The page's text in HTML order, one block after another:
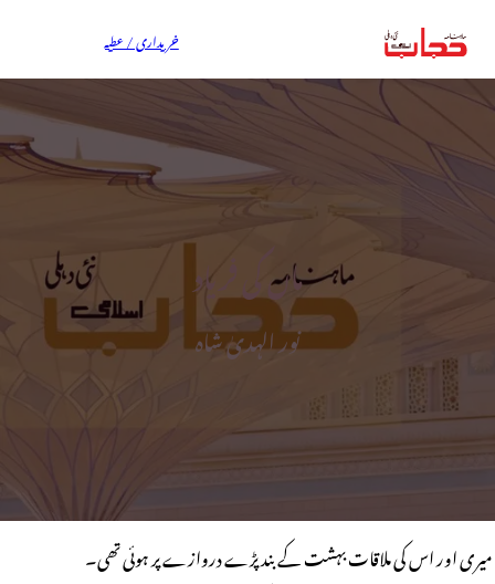
خریداری / عطیہ
ماں کی فریاد
نور الہدیٰ شاہ
میری اور اس کی ملاقات بہشت کے بند پڑے دروازے پر ہوئی تھی۔